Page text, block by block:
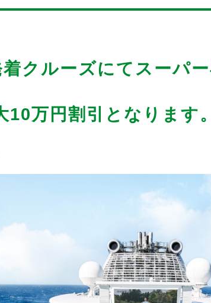
クルーズにてスーパー
10万円割引となります。